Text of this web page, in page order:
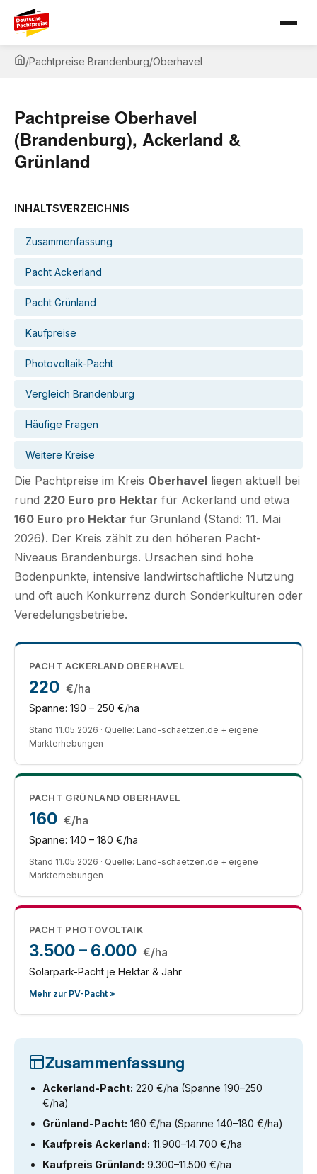
/Pachtpreise Brandenburg/Oberhavel
Pachtpreise Oberhavel
(Brandenburg), Ackerland &
Grünland
INHALTSVERZEICHNIS
Zusammenfassung
Pacht Ackerland
Pacht Grünland
Kaufpreise
Photovoltaik-Pacht
Vergleich Brandenburg
Häufige Fragen
Weitere Kreise
Die Pachtpreise im Kreis Oberhavel liegen aktuell bei
rund 220 Euro pro Hektar für Ackerland und etwa
160 Euro pro Hektar für Grünland (Stand: 11. Mai
2026). Der Kreis zählt zu den höheren Pacht-
Niveaus Brandenburgs. Ursachen sind hohe
Bodenpunkte, intensive landwirtschaftliche Nutzung
und oft auch Konkurrenz durch Sonderkulturen oder
Veredelungsbetriebe.
PACHT ACKERLAND OBERHAVEL
220 €/ha
Spanne: 190 – 250 €/ha
Stand 11.05.2026 · Quelle: Land-schaetzen.de + eigene
Markterhebungen
PACHT GRÜNLAND OBERHAVEL
160 €/ha
Spanne: 140 – 180 €/ha
Stand 11.05.2026 · Quelle: Land-schaetzen.de + eigene
Markterhebungen
PACHT PHOTOVOLTAIK
3.500 – 6.000 €/ha
Solarpark-Pacht je Hektar & Jahr
Mehr zur PV-Pacht »
Zusammenfassung
Ackerland-Pacht: 220 €/ha (Spanne 190–250
€/ha)
Grünland-Pacht: 160 €/ha (Spanne 140–180 €/ha)
Kaufpreis Ackerland: 11.900–14.700 €/ha
Kaufpreis Grünland: 9.300–11.500 €/ha